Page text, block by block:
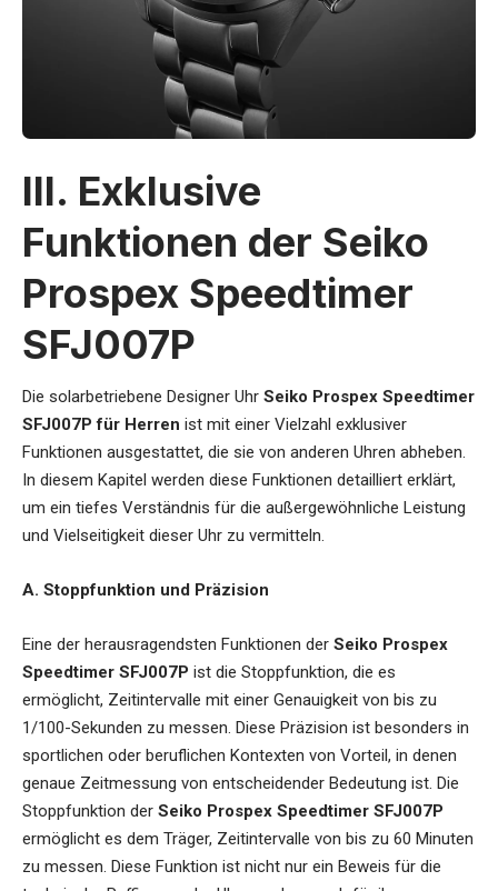
III. Exklusive
Funktionen der Seiko
Prospex Speedtimer
SFJ007P
Die solarbetriebene Designer Uhr Seiko Prospex Speedtimer
SFJ007P für Herren ist mit einer Vielzahl exklusiver
Funktionen ausgestattet, die sie von anderen Uhren abheben.
In diesem Kapitel werden diese Funktionen detailliert erklärt,
um ein tiefes Verständnis für die außergewöhnliche Leistung
und Vielseitigkeit dieser Uhr zu vermitteln.
A. Stoppfunktion und Präzision
Eine der herausragendsten Funktionen der Seiko Prospex
Speedtimer SFJ007P ist die Stoppfunktion, die es
ermöglicht, Zeitintervalle mit einer Genauigkeit von bis zu
1/100-Sekunden zu messen. Diese Präzision ist besonders in
sportlichen oder beruflichen Kontexten von Vorteil, in denen
genaue Zeitmessung von entscheidender Bedeutung ist. Die
Stoppfunktion der Seiko Prospex Speedtimer SFJ007P
ermöglicht es dem Träger, Zeitintervalle von bis zu 60 Minuten
zu messen. Diese Funktion ist nicht nur ein Beweis für die